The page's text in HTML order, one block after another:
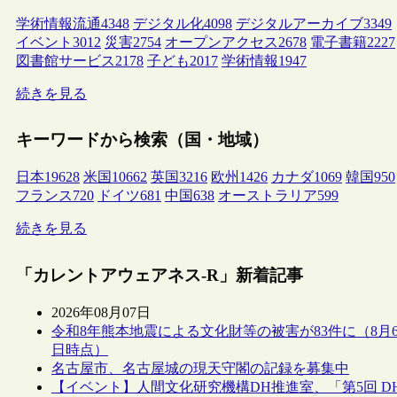
学術情報流通4348 デジタル化4098 デジタルアーカイブ3349
イベント 3012 災害2754 オープンアクセス2678 電子書籍2227
図書館サービス2178 子ども2017 学術情報1947
続きを見る
キーワードから検索（国・地域）
日本19628 米国 10662 英国3216 欧州 1426 カナダ1069 韓国950
フランス720 ドイツ681 中国638 オーストラリア599
続きを見る
「カレントアウェアネス-R」新着記事
2026年08月07日
令和8年熊本地震による文化財等の被害が83件に（8月
日時点）
名古屋市、名古屋城の現天守閣の記録を募集中
【イベント】人間文化研究機構DH推進室、「第5回